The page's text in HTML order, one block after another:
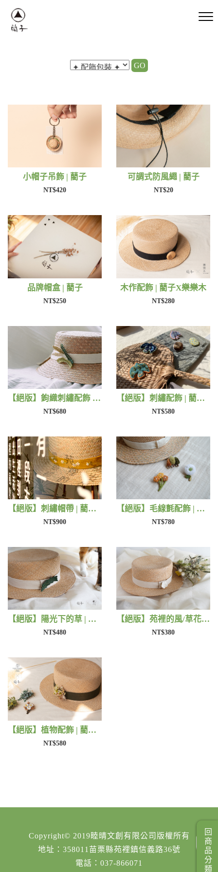
GO
小帽子吊飾 | 藺子
NT$420
可調式防風繩 | 藺子
NT$20
品牌帽盒 | 藺子
NT$250
木作配飾 | 藺子X樂樂木
NT$280
【絕版】鉤織刺繡配飾 | 藺子Xphytooo
NT$680
【絕版】刺繡配飾 | 藺子X撫子色生活
NT$580
【絕版】刺繡帽帶 | 藺子X有FU手作
NT$900
【絕版】毛線氈配飾 | 藺子X小森物
NT$780
【絕版】陽光下的草 | 藺子X片片
NT$480
【絕版】苑裡的風/草花 | 藺子X片片
NT$380
【絕版】植物配飾 | 藺子X法洛勒姆
NT$580
Copyright© 2019睦晴文創有限公司版權所有
地址：358011苗栗縣苑裡鎮信義路36號
電話：037-866071
回商品分類